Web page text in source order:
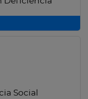
Social